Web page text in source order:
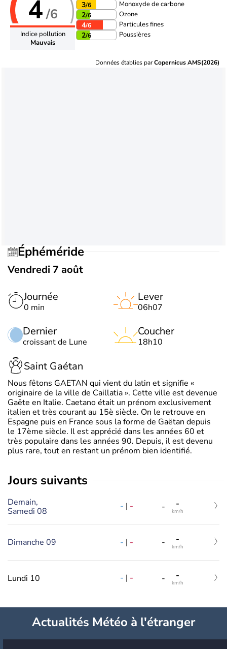
4/6
Indice pollution
Mauvais
3/6 Monoxyde de carbone
2/6 Ozone
4/6 Particules fines
2/6 Poussières
Données établies parCopernicus AMS(2026)
Éphéméride
Vendredi 7 août
Journée
0 min
Dernier
croissant de Lune
Lever
06h07
Coucher
18h10
Saint Gaétan
Nous fêtons GAETAN qui vient du latin et signifie «
originaire de la ville de Caillatia ». Cette ville est devenue
Gaëte en Italie. Caetano était un prénom exclusivement
italien et très courant au 15è siècle. On le retrouve en
Espagne puis en France sous la forme de Gaëtan depuis
le 17ème siècle. Il est apprécié dans les années 60 et
très populaire dans les années 90. Depuis, il est devenu
plus rare, tout en restant un prénom bien identifié.
jours suivants
Demain,
Samedi 08
- | - - -
km/h
Dimanche 09 - | - - -
km/h
Lundi 10 - | - - -
km/h
Actualités Météo à l'étranger